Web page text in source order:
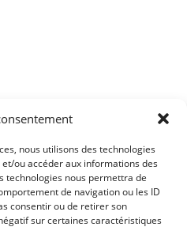
nous utilisons des technologies
ou accéder aux informations des
technologies nous permettra de
de navigation ou les ID
consentir ou de retirer son
sur certaines caractéristiques